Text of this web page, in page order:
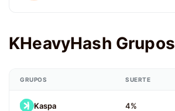
KHeavyHash Grupos
GRUPOS SUERTE
Kaspa 4%